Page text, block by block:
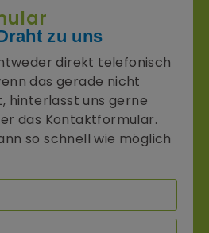
zu uns
direkt telefonisch
das gerade nicht
hinterlasst uns gerne
das Kontaktformular.
so schnell wie möglich